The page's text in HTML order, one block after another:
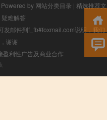
by 网站分类目录 | 精选推荐文
疑难解答
发邮件到f_fb#foxmail.com说明，我们
谢谢
盈利性广告及商业合作